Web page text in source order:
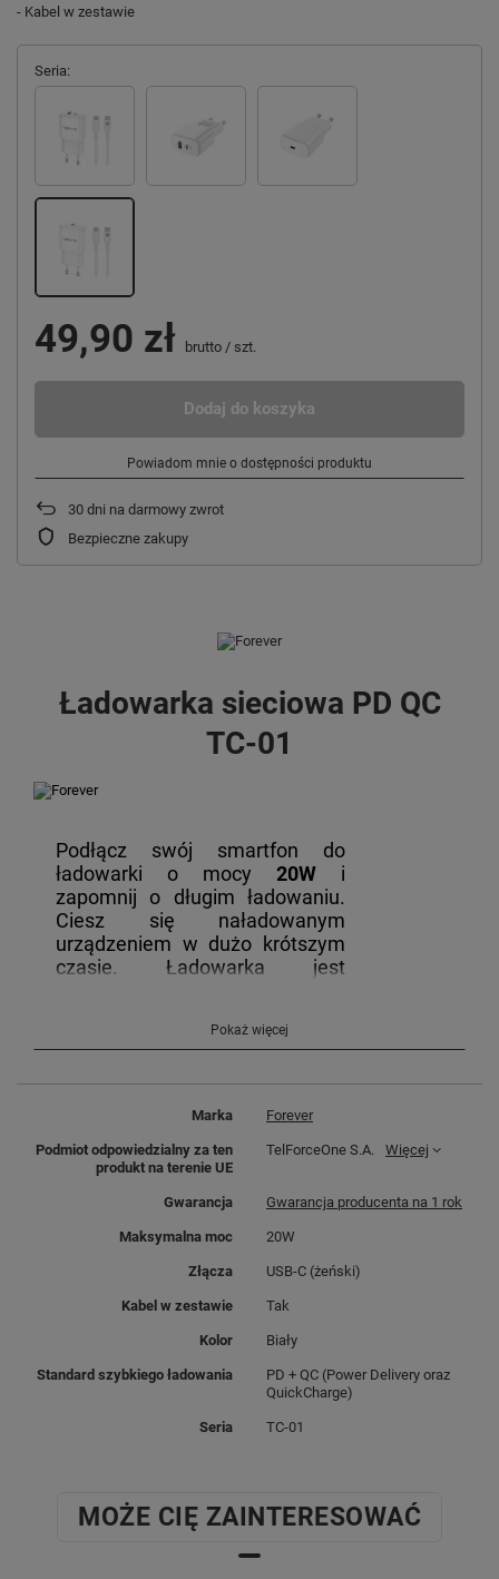
- Kabel w zestawie
Seria
49,90 zł brutto / szt.
Dodaj do koszyka
Powiadom mnie o dostępności produktu
30 dni na darmowy zwrot
Bezpieczne zakupy
Ładowarka sieciowa PD QC
TC-01
Podłącz swój smartfon do
ładowarki o mocy 20W i
zapomnij o długim ładowaniu.
Ciesz się naładowanym
urządzeniem w dużo krótszym
czasie. Ładowarka jest
Ładowarka sieciowa Forever TC-
01 to produkt nowej generacji,
ładowanym smartfonem.
Urządzenie jest w pełni
dzięki inteligentnemu
podawaniu prądu.
podstawa. Ładowarka sieciowa
Forever TC-01 z portem USB-C
ma system Power Delivery, który
obsługują czołowe marki takie
kabel USB-C - USB-C.
Pokaż więcej
Marka Forever
Podmiot odpowiedzialny za ten
produkt na terenie UE
TelForceOne S.A. Więcej
Gwarancja Gwarancja producenta na 1 rok
Maksymalna moc 20W
Złącza USB-C (żeński)
Kabel w zestawie Tak
Kolor Biały
Standard szybkiego ładowania
PD + QC (Power Delivery oraz
QuickCharge)
Seria TC-01
MOŻE CIĘ ZAINTERESOWAĆ